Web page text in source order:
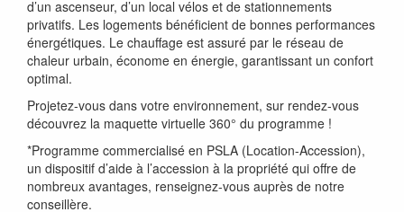
d’un ascenseur, d’un local vélos et de stationnements
privatifs. Les logements bénéficient de bonnes performances
énergétiques. Le chauffage est assuré par le réseau de
chaleur urbain, économe en énergie, garantissant un confort
optimal.
Projetez-vous dans votre environnement, sur rendez-vous
découvrez la maquette virtuelle 360° du programme !
*Programme commercialisé en PSLA (Location-Accession),
un dispositif d’aide à l’accession à la propriété qui offre de
nombreux avantages, renseignez-vous auprès de notre
conseillère.